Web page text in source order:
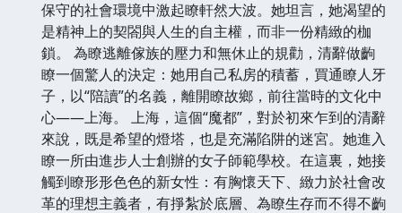
保守的社會環境中激起瞭軒然大波。她坦言，她渴望的
是精神上的契閤與人生的自主權，而非一份精緻的枷
鎖。 為瞭逃離傢族的壓力和無休止的規勸，清辭做齣
瞭一個驚人的決定：她用自己私房的積蓄，買通瞭人牙
子，以“陪讀”的名義，離開瞭故鄉，前往當時的文化中
心——上海。 上海，這個“魔都”，對於初來乍到的清辭
來說，既是希望的燈塔，也是充滿陷阱的迷宮。她進入
瞭一所由進步人士創辦的女子師範學校。在這裏，她接
觸到瞭形形色色的新女性：有胸懷天下、緻力於社會改
革的理想主義者，有掙紮於底層、為瞭生存而不得不齣